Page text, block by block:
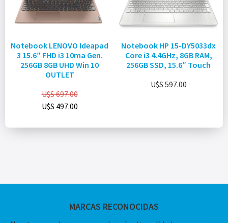
Notebook LENOVO Ideapad
3 15.6″ FHD i3 10ma Gen.
256GB 8GB UHD Win 10
OUTLET
U$S697.00
U$S 497.00
Notebook HP 15-DY5033dx
Core i3 4.4GHz, 8GB RAM,
256GB SSD, 15.6″ Touch
U$S 597.00
MARCAS RECONOCIDAS